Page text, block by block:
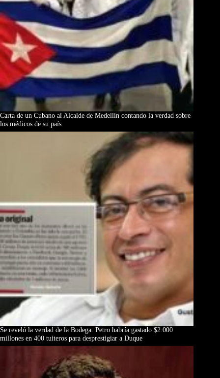
Carta de un Cubano al Alcalde de Medellín contando la verdad sobre
los médicos de su país
Se reveló la verdad de la Bodega: Petro habría gastado $2.000
millones en 400 tuiteros para desprestigiar a Duque